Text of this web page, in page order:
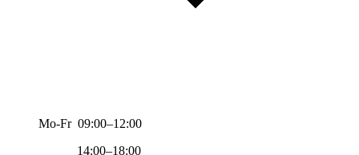
Mo-Fr 09:00–12:00
14:00–18:00